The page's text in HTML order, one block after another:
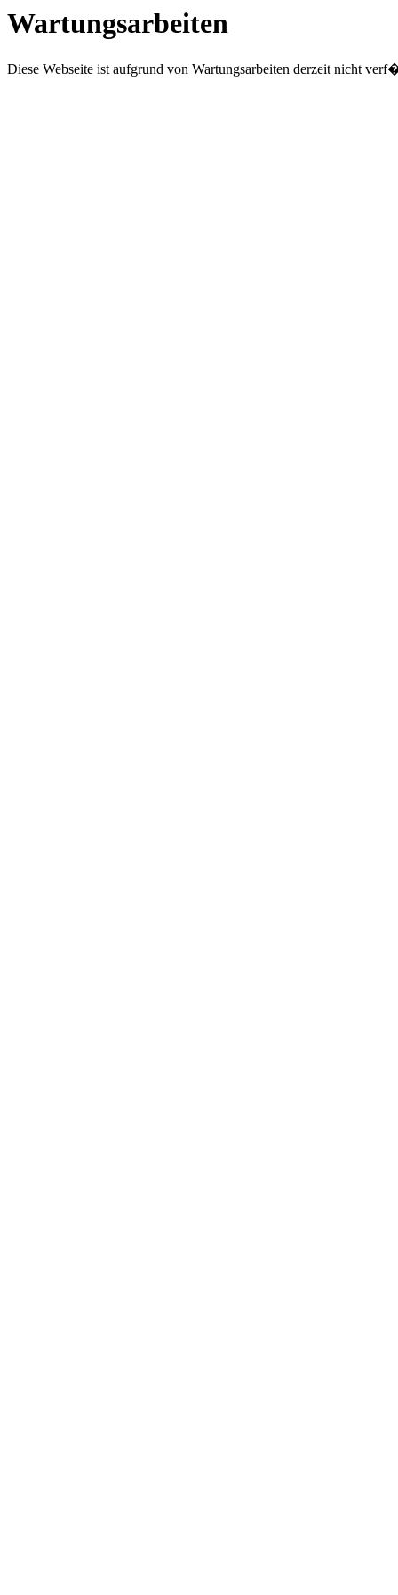
Wartungsarbeiten
Diese Webseite ist aufgrund von Wartungsarbeiten derzeit nicht